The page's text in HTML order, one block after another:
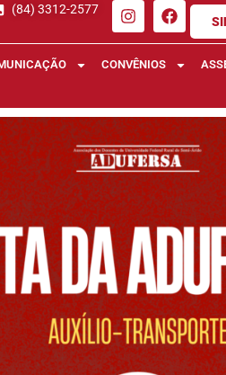
(84) 3312-2577
CONVÊNIOS